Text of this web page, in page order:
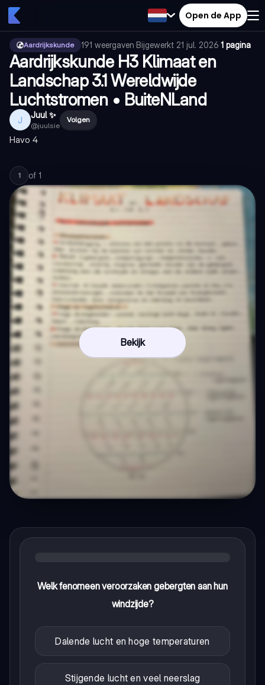
Open de App
Aardrijkskunde 191 weergaven·Bijgewerkt 21 jul. 2026·1 pagina
Aardrijkskunde H3 Klimaat en
Landschap 3.1 Wereldwijde
Luchtstromen • BuiteNLand
J Juul ✨
@juulsie
Volgen
Havo 4
1 of 1
Bekijk
Welk fenomeen veroorzaken gebergten aan hun
windzijde?
Dalende lucht en hoge temperaturen
Stijgende lucht en veel neerslag